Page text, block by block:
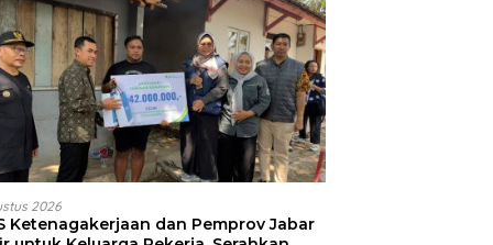
2026
Ketenagakerjaan dan Pemprov Jabar